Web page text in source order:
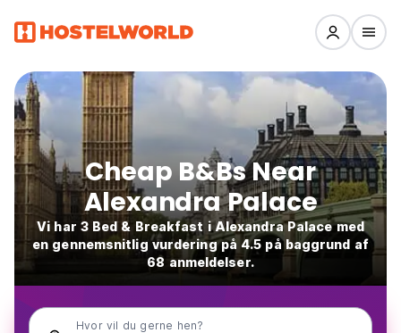
Cheap B&Bs Near
Alexandra Palace
Vi har 3 Bed & Breakfast i Alexandra Palace med
en gennemsnitlig vurdering på 4.5 på baggrund af
68 anmeldelser.
Hvor vil du gerne hen?